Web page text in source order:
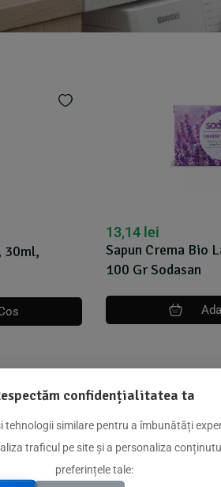
30ml,
Sapun Crema Bio
100 Gr Sodasan
13,14 lei
confidențialitatea ta
tehnologii similare pentru a îmbunătăți
traficul pe site și a personaliza
preferințele tale: